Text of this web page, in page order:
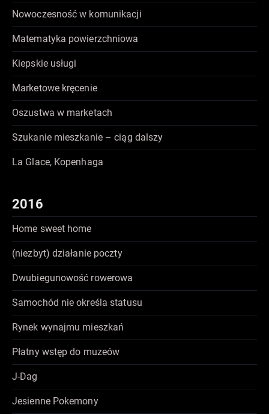
Nowoczesność w komunikacji
Matematyka powierzchniowa
Kiepskie usługi
Marketowe kręcenie
Oszustwa w marketach
Szukanie mieszkanie – ciąg dalszy
La Glace, Kopenhaga
2016
Home sweet home
(niezbyt) działanie poczty
Dwubiegunowość rowerowa
Samochód nie określa statusu
Rynek wynajmu mieszkań
Płatny wstęp do muzeów
J-Dag
Jesienne Pokemony